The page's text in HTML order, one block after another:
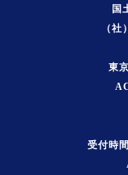
国
（
東
受付時